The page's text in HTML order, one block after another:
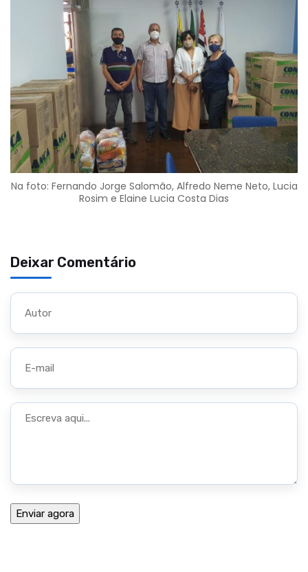
Na foto: Fernando Jorge Salomão, Alfredo Neme Neto, Lucia
Rosim e Elaine Lucia Costa Dias
Deixar Comentário